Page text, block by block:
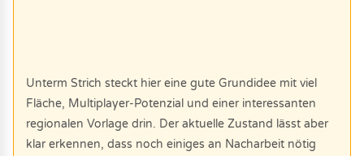
Unterm Strich steckt hier eine gute Grundidee mit viel
Fläche, Multiplayer-Potenzial und einer interessanten
regionalen Vorlage drin. Der aktuelle Zustand lässt aber
klar erkennen, dass noch einiges an Nacharbeit nötig